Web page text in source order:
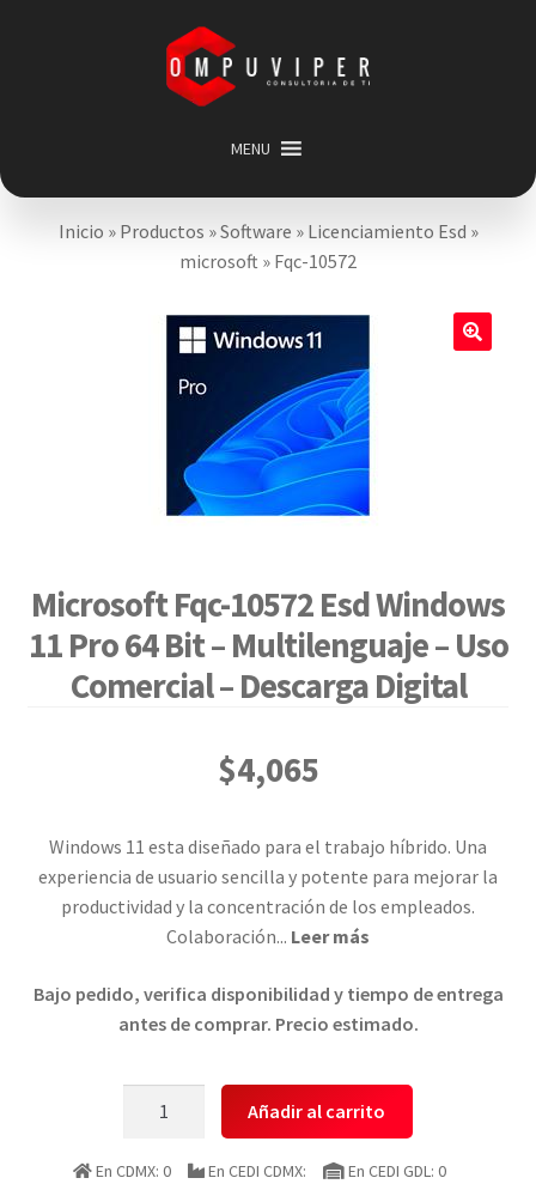
Saltar
navegación
contenido
MENU
Inicio
Categorias
Expandir
Carrito
Mi cuenta
Acerca de
Inicio » Productos »Software » Licenciamiento Esd »
microsoft » Fqc-10572
Microsoft Fqc-10572 Esd Windows
11 Pro 64 Bit – Multilenguaje – Uso
Comercial – Descarga Digital
$4,065
Windows 11 esta diseñado para el trabajo híbrido. Una
experiencia de usuario sencilla y potente para mejorar la
productividad y la concentración de los empleados.
Colaboración... Leer más
Bajo pedido, verifica disponibilidad y tiempo de entrega
antes de comprar. Precio estimado.
Añadir al carrito
En CDMX: 0 En CEDI CDMX:
En CEDI GDL: 0